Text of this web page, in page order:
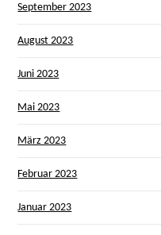
September 2023
August 2023
Juni 2023
Mai 2023
März 2023
Februar 2023
Januar 2023